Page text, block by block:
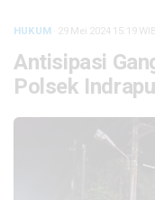
HUKUM · 29 Mei 2024 15:19
Antisipasi
Polsek